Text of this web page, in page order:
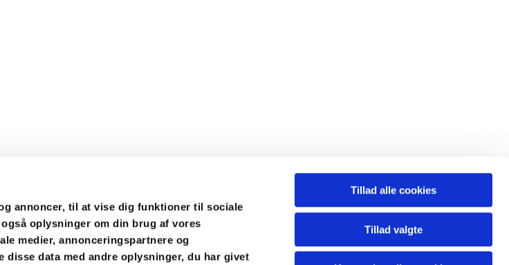
annoncer, til at vise dig funktioner til sociale
oplysninger om din brug af vores
medier, annonceringspartnere og
disse data med andre oplysninger, du har givet
Tillad alle cookies
Tillad valgte